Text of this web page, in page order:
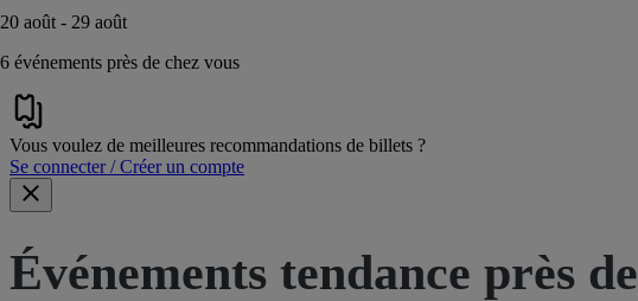
20 août - 29 août
6 événements près de chez vous
Vous voulez de meilleures recommandations de billets ?
Se connecter / Créer un compte
Événements tendance près de